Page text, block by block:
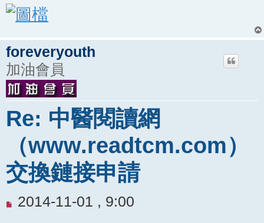
foreveryouth
加油會員
Re: 中醫閱讀網
（www.readtcm.com）
交換鏈接申請
未
2014-11-01 , 9:00